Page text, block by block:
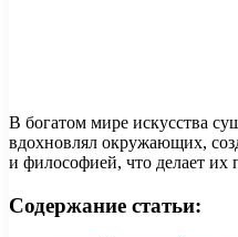
В богатом мире искусства
вдохновлял окружающих,
и философией, что делает
Содержание статьи: